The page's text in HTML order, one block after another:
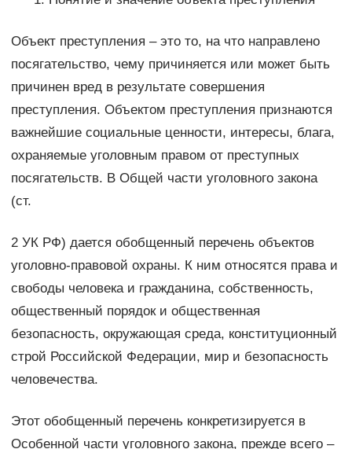
Объект преступления – это то, на что направлено
посягательство, чему причиняется или может быть
причинен вред в результате совершения
преступления. Объектом преступления признаются
важнейшие социальные ценности, интересы, блага,
охраняемые уголовным правом от преступных
посягательств. В Общей части уголовного закона
(ст.
2 УК РФ) дается обобщенный перечень объектов
уголовно-правовой охраны. К ним относятся права и
свободы человека и гражданина, собственность,
общественный порядок и общественная
безопасность, окружающая среда, конституционный
строй Российской Федерации, мир и безопасность
человечества.
Этот обобщенный перечень конкретизируется в
Особенной части уголовного закона, прежде всего –